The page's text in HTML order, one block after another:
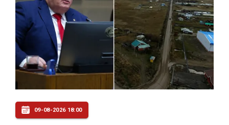
09-08-2026 18:00